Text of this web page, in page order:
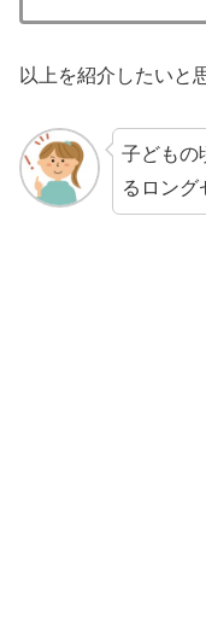
以上を紹介したいと
子どもの
るロング